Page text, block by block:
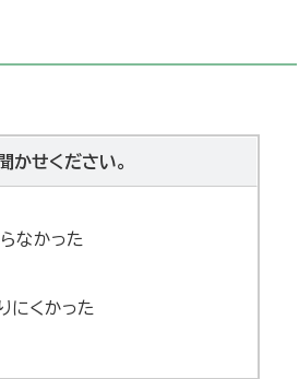
かせください。
なかった
にくかった